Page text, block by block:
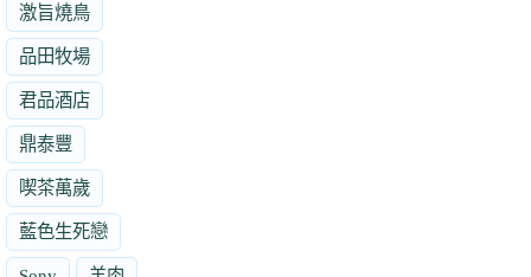
激旨燒鳥
品田牧場
君品酒店
鼎泰豐
喫茶萬歲
藍色生死戀